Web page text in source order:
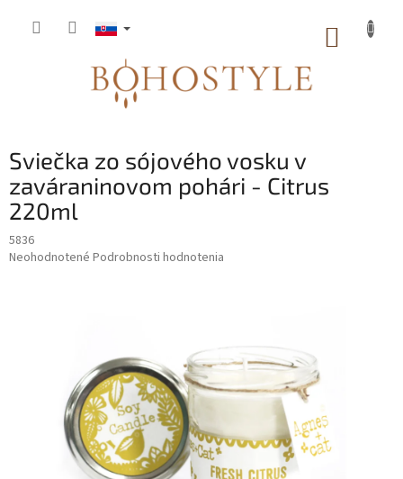
Sviečka zo sójového vosku v
zaváraninovom pohári - Citrus
220ml
5836
Priemerné
Neohodnotené Podrobnosti hodnotenia